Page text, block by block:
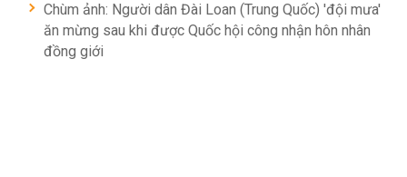
Chùm ảnh: Người dân Đài Loan (Trung Quốc) 'đội mưa'
ăn mừng sau khi được Quốc hội công nhận hôn nhân
đồng giới